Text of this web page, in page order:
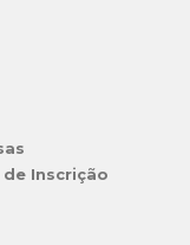
Inscrição